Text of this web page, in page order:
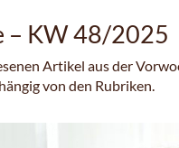
– KW 48/2025
Artikel aus der
von den Rubriken.